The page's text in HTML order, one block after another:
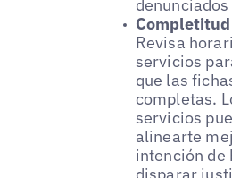
Revisa
servicios
que las
completas.
servicios
alinearte
intención de